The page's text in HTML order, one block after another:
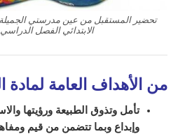
تحضير المستقبل من عين مدرستي الجميلة
الابتدائي الفصل الدراسي الأول
من الأهداف العامة لمادة
تأمل وتذوق الطبيعة ورؤيتها
وإبداع وبما تتضمن من قيم